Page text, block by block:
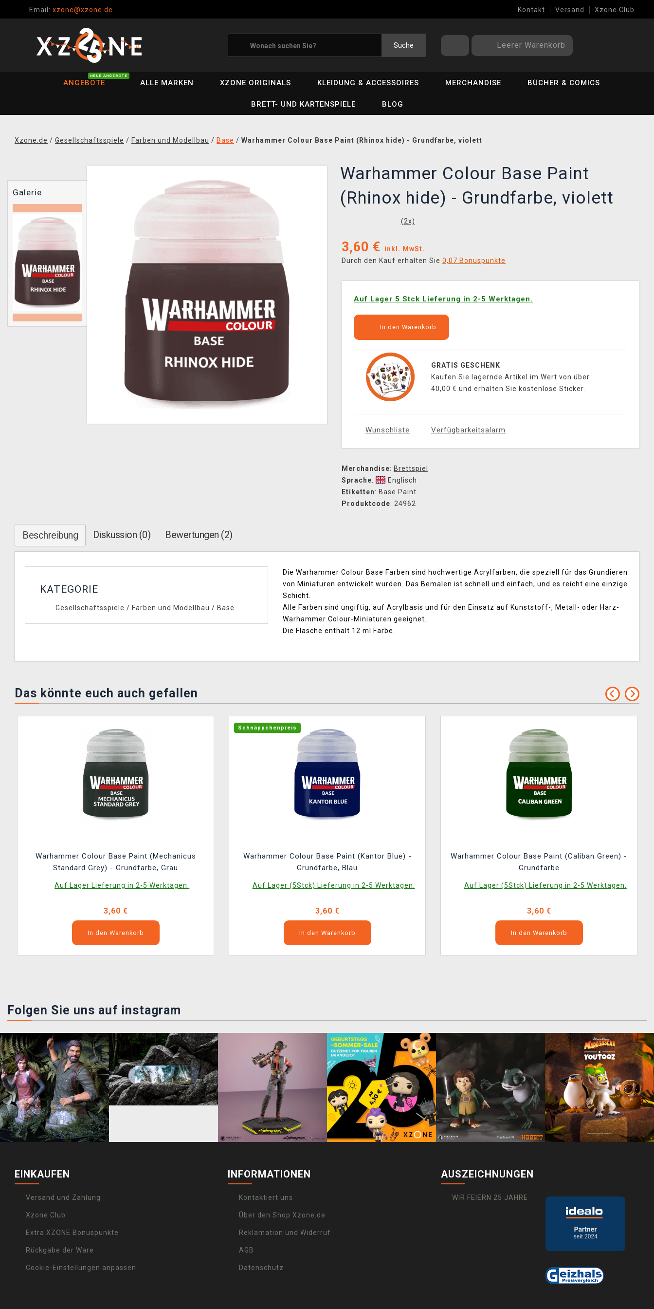
Email: xzone@xzone.de Kontakt Versand Xzone Club
Suche Leerer Warenkorb
ANGEBOTE
NEUE ANGEBOTE
ALLE MARKEN XZONE ORIGINALS KLEIDUNG & ACCESSOIRES MERCHANDISE BÜCHER & COMICS
BRETT- UND KARTENSPIELE BLOG
Xzone.de / Gesellschaftsspiele / Farben und Modellbau / Base / Warhammer Colour Base Paint (Rhinox hide) - Grundfarbe, violett
Galerie
Warhammer Colour Base Paint
(Rhinox hide) - Grundfarbe, violett
(2x)
3,60 €
inkl. MwSt.
Durch den Kauf erhalten Sie 0,07 Bonuspunkte
Auf Lager 5 Stck Lieferung in 2-5 Werktagen.
In den Warenkorb
GRATIS GESCHENK
Kaufen Sie lagernde Artikel im Wert von über
40,00 € und erhalten Sie kostenlose Sticker.
Wunschliste Verfügbarkeitsalarm
Merchandise: Brettspiel
Sprache:
Englisch
Etiketten: Base Paint
Produktcode: 24962
Beschreibung Diskussion (0) Bewertungen (2)
KATEGORIE
Gesellschaftsspiele / Farben und Modellbau / Base
Die Warhammer Colour Base Farben sind hochwertige Acrylfarben, die speziell für das Grundieren
von Miniaturen entwickelt wurden. Das Bemalen ist schnell und einfach, und es reicht eine einzige
Schicht.
Alle Farben sind ungiftig, auf Acrylbasis und für den Einsatz auf Kunststoff-, Metall- oder Harz-
Warhammer Colour-Miniaturen geeignet.
Die Flasche enthält 12 ml Farbe.
Das könnte euch auch gefallen
Warhammer Colour Base Paint (Mechanicus
Standard Grey) - Grundfarbe, Grau
Auf Lager Lieferung in 2-5 Werktagen.
3,60 €
In den Warenkorb
Schnäppchenpreis
Warhammer Colour Base Paint (Kantor Blue) -
Grundfarbe, Blau
Auf Lager (5Stck) Lieferung in 2-5 Werktagen.
3,60 €
In den Warenkorb
Warhammer Colour Base Paint (Caliban Green) -
Grundfarbe
Auf Lager (5Stck) Lieferung in 2-5 Werktagen.
3,60 €
In den Warenkorb
Folgen Sie uns auf instagram
EINKAUFEN
Versand und Zahlung
Xzone Club
Extra XZONE Bonuspunkte
Rückgabe der Ware
Cookie-Einstellungen anpassen
INFORMATIONEN
Kontaktiert uns
Über den Shop Xzone.de
Reklamation und Widerruf
AGB
Datenschutz
AUSZEICHNUNGEN
WIR FEIERN 25 JAHRE